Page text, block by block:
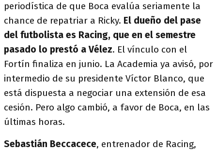
periodística de que Boca evalúa seriamente la
chance de repatriar a Ricky. El dueño del pase
del futbolista es Racing, que en el semestre
pasado lo prestó a Vélez. El vínculo con el
Fortín finaliza en junio. La Academia ya avisó, por
intermedio de su presidente Víctor Blanco, que
está dispuesta a negociar una extensión de esa
cesión. Pero algo cambió, a favor de Boca, en las
últimas horas.
Sebastián Beccacece, entrenador de Racing,